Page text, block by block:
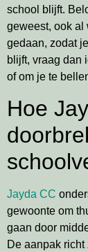
school blijft.
geweest, ook al
gedaan, zodat
blijft, vraag dan
of om je te
Hoe
Jayda CC
gewoonte om
gaan door
De aanpak